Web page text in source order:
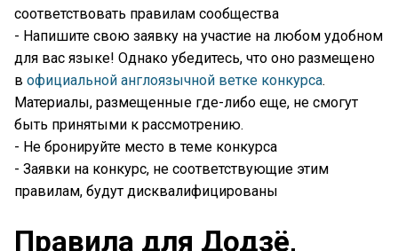
соответствовать правилам сообщества
- Напишите свою заявку на участие на любом удобном
для вас языке! Однако убедитесь, что оно размещено
в официальной англоязычной ветке конкурса.
Материалы, размещенные где-либо еще, не смогут
быть принятыми к рассмотрению.
- Не бронируйте место в теме конкурса
- Заявки на конкурс, не соответствующие этим
правилам, будут дисквалифицированы
Правила для Додзё,